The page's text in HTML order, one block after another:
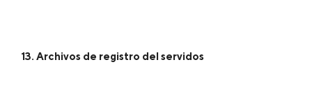
13. Archivos de registro del servidos